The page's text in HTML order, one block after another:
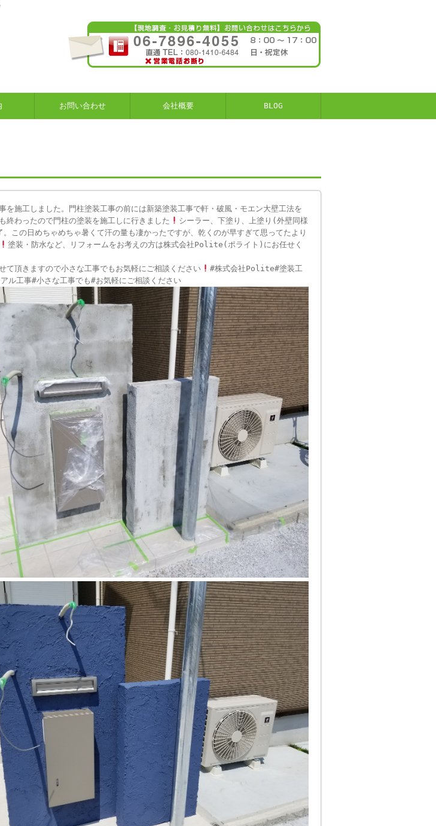
お問い合わせ 会社概要 BLOG
施工しました。門柱塗装工事の前には新築塗装工事で軒・破風・モエン大壁工法を
終わったので門柱の塗装を施工しに行きました
シーラー、下塗り、上塗り(外壁同様
この日めちゃめちゃ暑くて汗の量も凄かったですが、乾くのが早すぎて思ってたより
塗装・防水など、リフォームをお考えの方は株式会社Polite(ポライト)にお任せく
て頂きますので小さな工事でもお気軽にご相談ください
#株式会社Polite#塗装工
ル工事#小さな工事でも#お気軽にご相談ください